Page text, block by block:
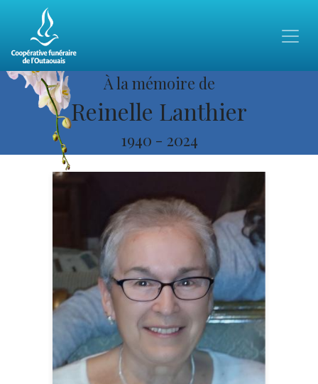
À la mémoire de
Reinelle Lanthier
1940 - 2024